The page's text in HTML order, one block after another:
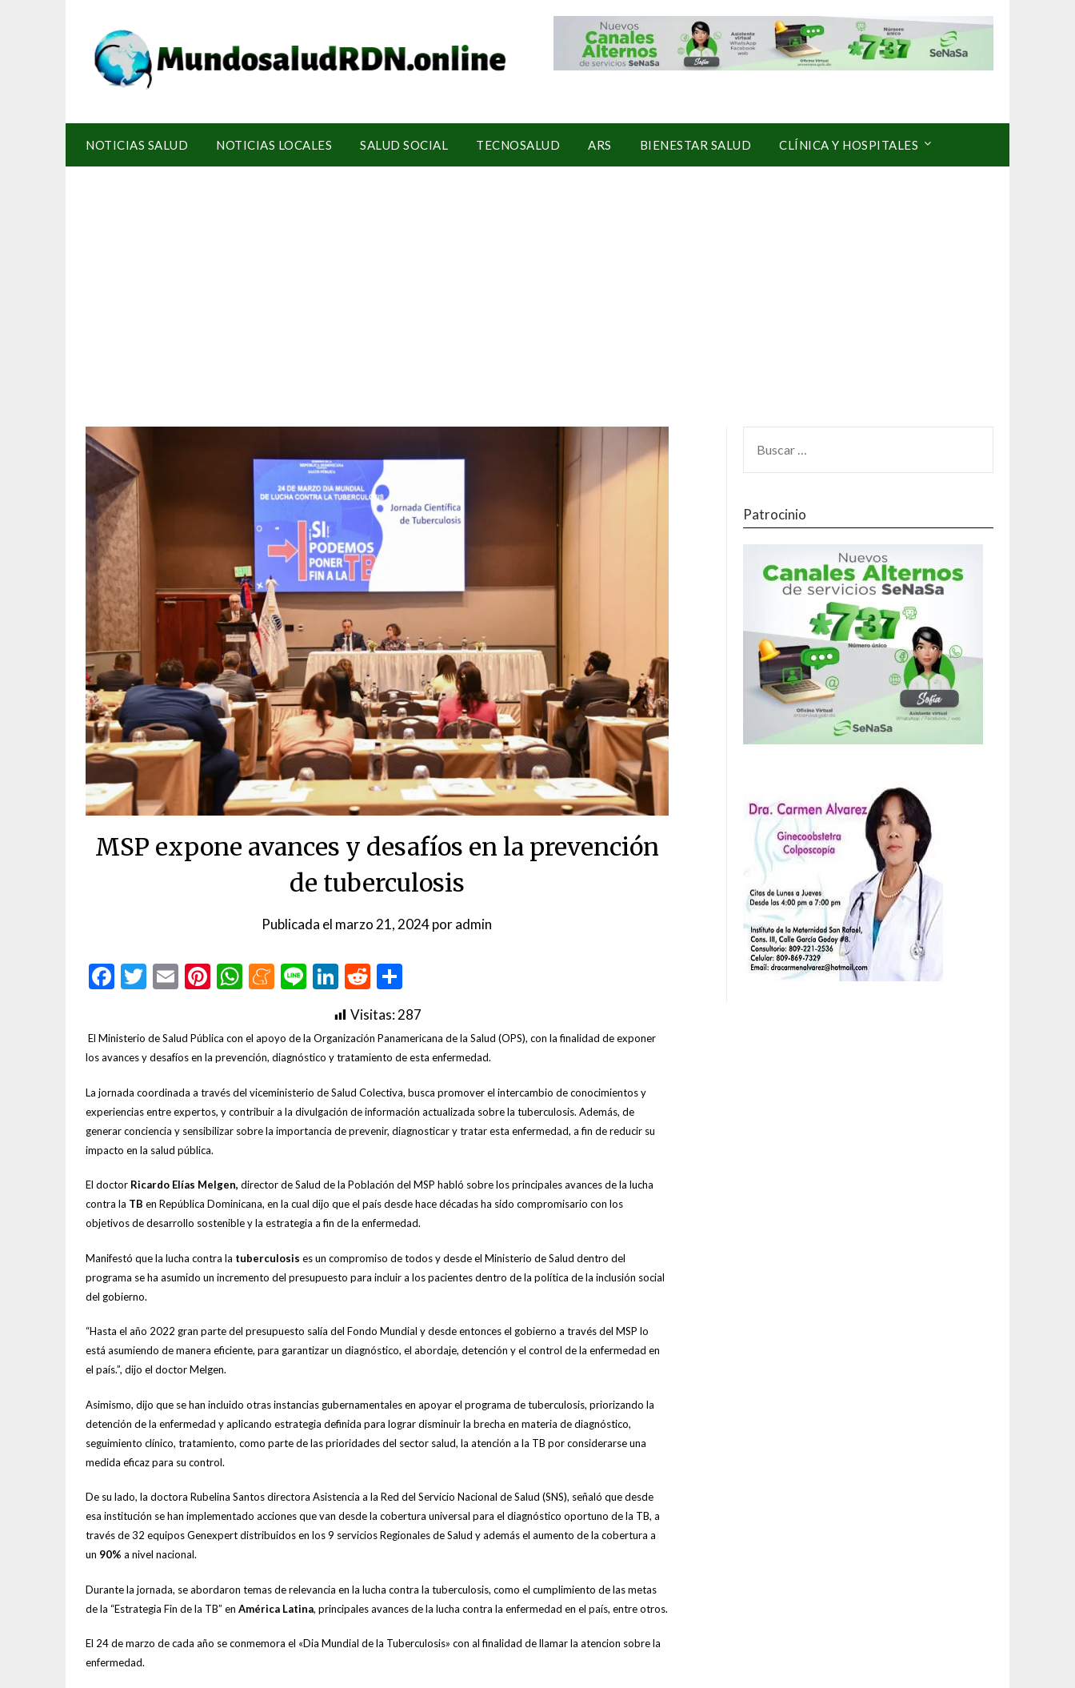
NOTICIAS SALUD NOTICIAS LOCALES SALUD SOCIAL TECNOSALUD ARS BIENESTAR SALUD CLÍNICA Y HOSPITALES
MSP expone avances y desafíos en la prevención
de tuberculosis
Publicada el marzo 21, 2024poradmin
Facebook
Twitter
EmailPinterest
WhatsApp
Meneame
LineLinkedIn
Reddit
Visitas:287
El Ministerio de Salud Pública con el apoyo de la Organización Panamericana de la Salud (OPS), con la finalidad de exponer
los avances y desafíos en la prevención, diagnóstico y tratamiento de esta enfermedad.
La jornada coordinada a través del viceministerio de Salud Colectiva, busca promover el intercambio de conocimientos y
experiencias entre expertos, y contribuir a la divulgación de información actualizada sobre la tuberculosis. Además, de
generar conciencia y sensibilizar sobre la importancia de prevenir, diagnosticar y tratar esta enfermedad, a fin de reducir su
impacto en la salud pública.
El doctor Ricardo Elías Melgen, director de Salud de la Población del MSP habló sobre los principales avances de la lucha
contra la TB en República Dominicana, en la cual dijo que el país desde hace décadas ha sido compromisario con los
objetivos de desarrollo sostenible y la estrategia a fin de la enfermedad.
Manifestó que la lucha contra la tuberculosis es un compromiso de todos y desde el Ministerio de Salud dentro del
programa se ha asumido un incremento del presupuesto para incluir a los pacientes dentro de la política de la inclusión social
del gobierno.
“Hasta el año 2022 gran parte del presupuesto salía del Fondo Mundial y desde entonces el gobierno a través del MSP lo
está asumiendo de manera eficiente, para garantizar un diagnóstico, el abordaje, detención y el control de la enfermedad en
el país.”, dijo el doctor Melgen.
Asimismo, dijo que se han incluido otras instancias gubernamentales en apoyar el programa de tuberculosis, priorizando la
detención de la enfermedad y aplicando estrategia definida para lograr disminuir la brecha en materia de diagnóstico,
seguimiento clínico, tratamiento, como parte de las prioridades del sector salud, la atención a la TB por considerarse una
medida eficaz para su control.
De su lado, la doctora Rubelina Santos directora Asistencia a la Red del Servicio Nacional de Salud (SNS), señaló que desde
esa institución se han implementado acciones que van desde la cobertura universal para el diagnóstico oportuno de la TB, a
través de 32 equipos Genexpert distribuidos en los 9 servicios Regionales de Salud y además el aumento de la cobertura a
un 90% a nivel nacional.
Durante la jornada, se abordaron temas de relevancia en la lucha contra la tuberculosis, como el cumplimiento de las metas
de la “Estrategia Fin de la TB” en América Latina, principales avances de la lucha contra la enfermedad en el país, entre otros.
El 24 de marzo de cada año se conmemora el «Dia Mundial de la Tuberculosis» con al finalidad de llamar la atencion sobre la
enfermedad.
Patrocinio